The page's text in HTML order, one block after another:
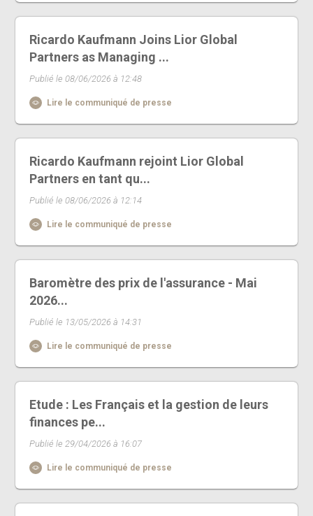
Ricardo Kaufmann Joins Lior Global
Partners as Managing ...
Publié le 08/06/2026 à 12:48
Lire le communiqué de presse
Ricardo Kaufmann rejoint Lior Global
Partners en tant qu...
Publié le 08/06/2026 à 12:14
Lire le communiqué de presse
Baromètre des prix de l'assurance - Mai
2026...
Publié le 13/05/2026 à 14:31
Lire le communiqué de presse
Etude : Les Français et la gestion de leurs
finances pe...
Publié le 29/04/2026 à 16:07
Lire le communiqué de presse